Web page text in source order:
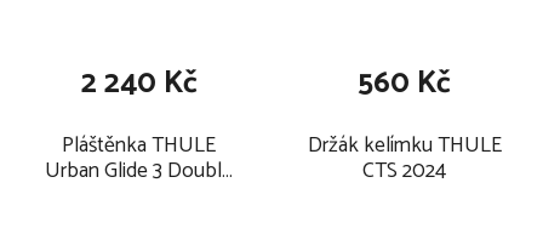
Pláštěnka THULE
Urban Glide 3 Double
2 240 Kč
Držák kelímku THULE
CTS 2024
560 Kč